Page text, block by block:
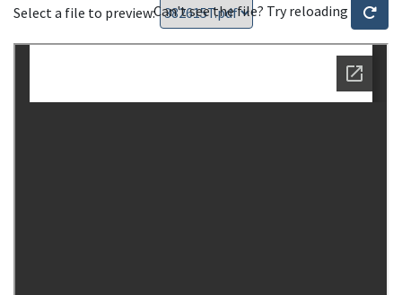
Select a file to preview:Can't see the file? Try reloading